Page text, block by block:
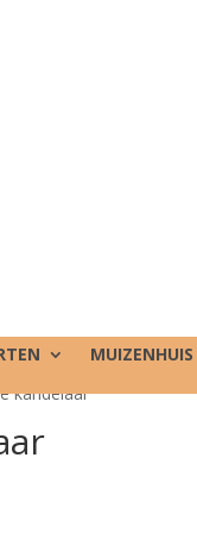
MUIZENHUIS
kandelaar”